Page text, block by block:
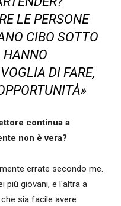
LE PERSONE
CIBO SOTTO
HANNO
DI FARE,
continua a
non è vera?
errate secondo me.
più giovani, e l'altra a
sia facile avere